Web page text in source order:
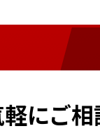
にご